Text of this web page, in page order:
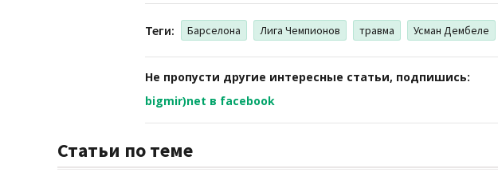
Теги: Барселона Лига Чемпионов травма Усман Дембеле
Не пропусти другие интересные статьи, подпишись:
bigmir)net в facebook
Статьи по теме